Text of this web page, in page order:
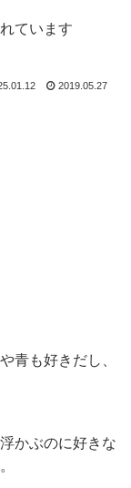
ています
2019.05.27
青も好きだし、
かぶのに好きな